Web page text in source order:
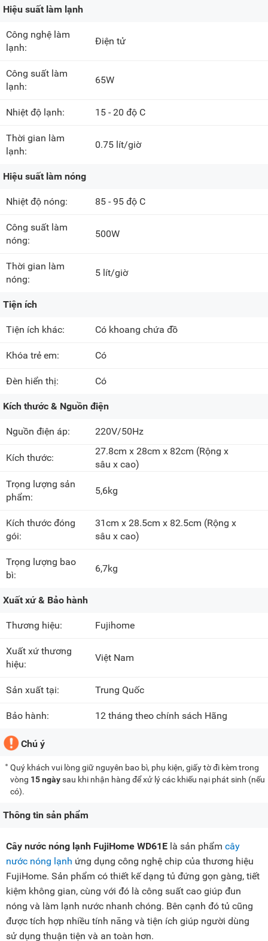
Hiệu suất làm lạnh
Công nghệ làm
lạnh:
Điện tử
Công suất làm
lạnh:
65W
Nhiệt độ lạnh: 15 - 20 độ C
Thời gian làm
lạnh:
0.75 lít/giờ
Hiệu suất làm nóng
Nhiệt độ nóng: 85 - 95 độ C
Công suất làm
nóng:
500W
Thời gian làm
nóng:
5 lít/giờ
Tiện ích
Tiện ích khác: Có khoang chứa đồ
Khóa trẻ em: Có
Đèn hiển thị: Có
Kích thước & Nguồn điện
Nguồn điện áp: 220V/50Hz
Kích thước:
27.8cm x 28cm x 82cm (Rộng x
sâu x cao)
Trọng lượng sản
phẩm:
5,6kg
Kích thước đóng
gói:
31cm x 28.5cm x 82.5cm (Rộng x
sâu x cao)
Trọng lượng bao
bì:
6,7kg
Xuất xứ & Bảo hành
Thương hiệu: Fujihome
Xuất xứ thương
hiệu:
Việt Nam
Sản xuất tại: Trung Quốc
Bảo hành: 12 tháng theo chính sách Hãng
Chú ý
Quý khách vui lòng giữ nguyên bao bì, phụ kiện, giấy tờ đi kèm trong
vòng 15 ngàysau khi nhận hàng để xử lý các khiếu nại phát sinh (nếu
có).
Thông tin sản phẩm
Cây nước nóng lạnh FujiHome WD61E là sản phẩm cây
nước nóng lạnh ứng dụng công nghệ chip của thương hiệu
FujiHome. Sản phẩm có thiết kế dạng tủ đứng gọn gàng, tiết
kiệm không gian, cùng với đó là công suất cao giúp đun
nóng và làm lạnh nước nhanh chóng. Bên cạnh đó tủ cũng
được tích hợp nhiều tính năng và tiện ích giúp người dùng
sử dụng thuận tiện và an toàn hơn.